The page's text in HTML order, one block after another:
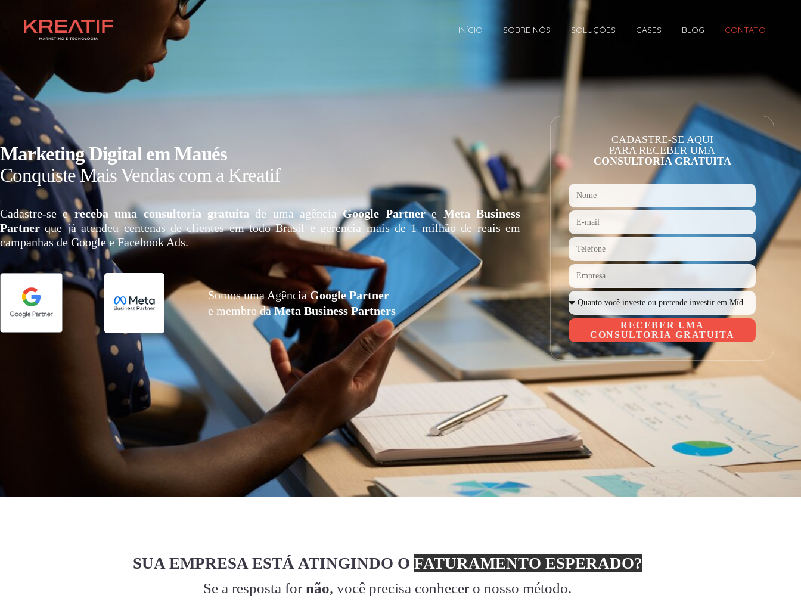
INÍCIO SOBRE NÓS SOLUÇÕES CASES BLOG CONTATO
Marketing Digital em Maués
Conquiste Mais Vendas com a Kreatif
Cadastre-se e receba uma consultoria gratuita de uma agênciaGoogle Partnere Meta Business
Partner que já atendeu centenas de clientes em todo Brasil e gerencia mais de 1 milhão de reais em
campanhas de Google e Facebook Ads.
Somos uma AgênciaGoogle Partner
e membro daMeta Business Partners
CADASTRE-SE AQUI
PARA RECEBER UMA
CONSULTORIA GRATUITA
RECEBER UMA
CONSULTORIA GRATUITA
SUA EMPRESA ESTÁ ATINGINDO O FATURAMENTO ESPERADO?
Se a resposta for não, você precisa conhecer o nosso método.